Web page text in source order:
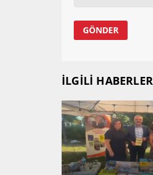
İLGİLİ HABERLER